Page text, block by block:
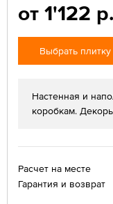
от 1'122 р.
Выбрать плитку
Настенная и
коробкам.
Расчет на месте
Гарантия и возврат